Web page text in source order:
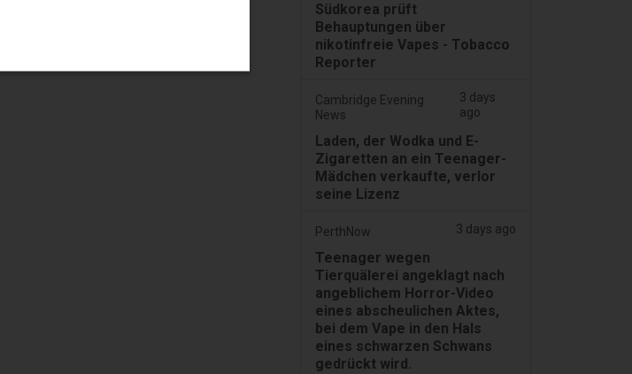
Südkorea prüft
Behauptungen über
nikotinfreie Vapes - Tobacco
Reporter
Cambridge Evening
News
3 days
ago
Laden, der Wodka und E-
Zigaretten an ein Teenager-
Mädchen verkaufte, verlor
seine Lizenz
PerthNow 3 days ago
Teenager wegen
Tierquälerei angeklagt nach
angeblichem Horror-Video
eines abscheulichen Aktes,
bei dem Vape in den Hals
eines schwarzen Schwans
gedrückt wird.